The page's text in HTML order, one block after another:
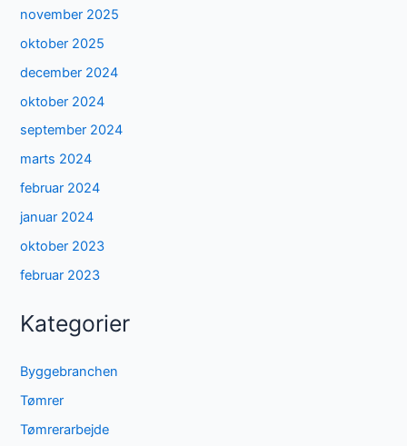
november 2025
oktober 2025
december 2024
oktober 2024
september 2024
marts 2024
februar 2024
januar 2024
oktober 2023
februar 2023
Kategorier
Byggebranchen
Tømrer
Tømrerarbejde